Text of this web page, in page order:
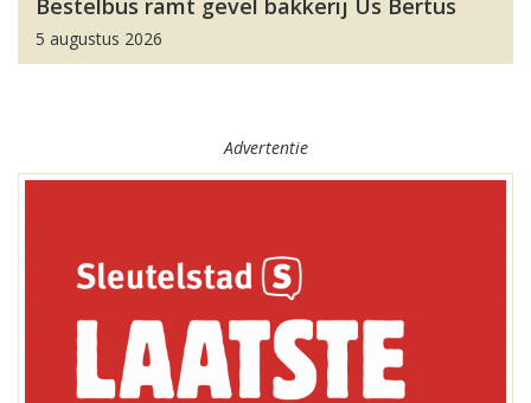
Bestelbus ramt gevel bakkerij Us Bertus
5 augustus 2026
Advertentie